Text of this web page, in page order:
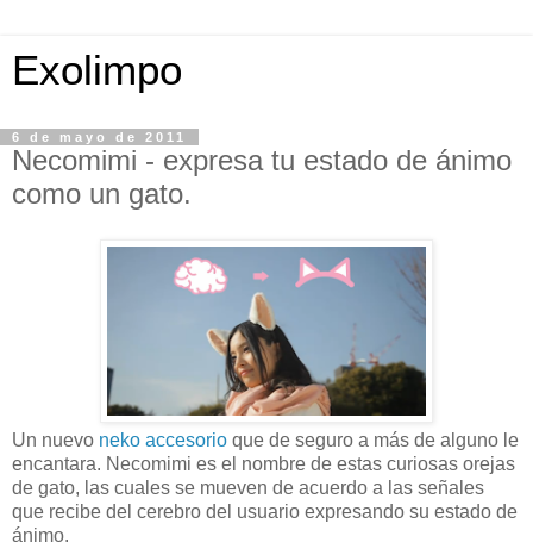
Exolimpo
6 de mayo de 2011
Necomimi - expresa tu estado de ánimo
como un gato.
Un nuevo neko accesorio que de seguro a más de alguno le
encantara. Necomimi es el nombre de estas curiosas orejas
de gato, las cuales se mueven de acuerdo a las señales
que recibe del cerebro del usuario expresando su estado de
ánimo.